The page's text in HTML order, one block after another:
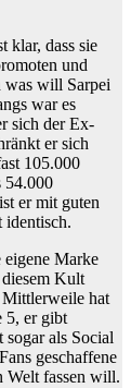
klar, dass sie
und
was will Sarpei
war es
sich der Ex-
er sich
105.000
54.000
er mit guten
identisch.
Marke
Kult
Mittlerweile hat
5, er gibt
sogar als Social
geschaffene
Welt fassen will.